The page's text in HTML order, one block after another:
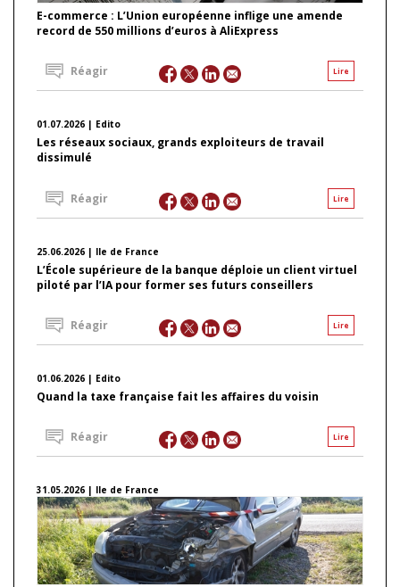
E-commerce : L’Union européenne inflige une amende
record de 550 millions d’euros à AliExpress
Lire
Réagir
01.07.2026 | Edito
Les réseaux sociaux, grands exploiteurs de travail
dissimulé
Lire
Réagir
25.06.2026 | Ile de France
L’École supérieure de la banque déploie un client virtuel
piloté par l’IA pour former ses futurs conseillers
Lire
Réagir
01.06.2026 | Edito
Quand la taxe française fait les affaires du voisin
Lire
Réagir
31.05.2026 | Ile de France